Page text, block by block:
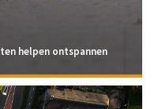
helpen ontspannen